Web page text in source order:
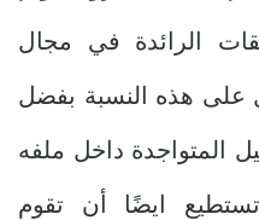
الرائدة في مجال
على هذه النسبة بفضل
المتواجدة داخل ملفه
تستطيع ايضًا أن تقوم